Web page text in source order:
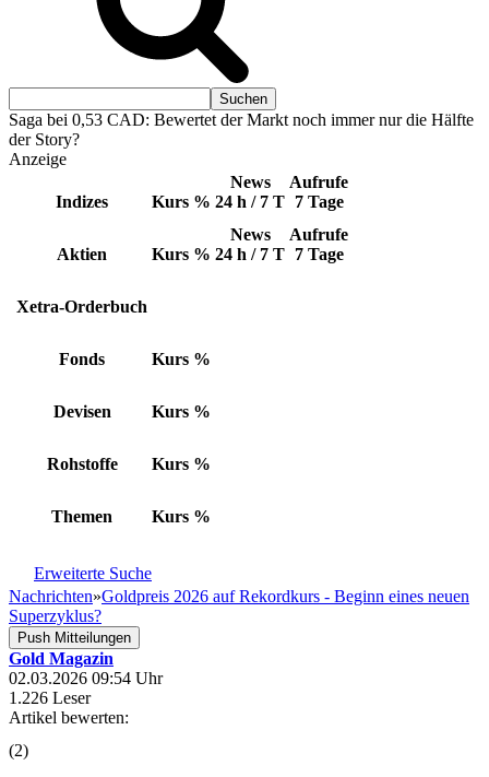
Saga bei 0,53 CAD: Bewertet der Markt noch immer nur die Hälfte
der Story?
Anzeige
Indizes Kurs %
News
24 h / 7 T
Aufrufe
7 Tage
Aktien Kurs %
News
24 h / 7 T
Aufrufe
7 Tage
Xetra-Orderbuch
Fonds Kurs %
Devisen Kurs %
Rohstoffe Kurs %
Themen Kurs %
Erweiterte Suche
Nachrichten»Goldpreis 2026 auf Rekordkurs - Beginn eines neuen
Superzyklus?
Push Mitteilungen
Gold Magazin
02.03.2026 09:54 Uhr
1.226 Leser
Artikel bewerten:
(2)